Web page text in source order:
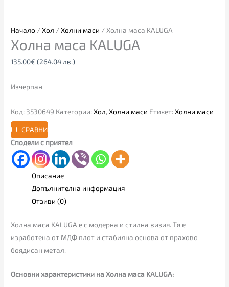
Начало /Хол /Холни маси / Холна маса KALUGA
Холна маса KALUGA
135.00€ (264.04 лв.)
Изчерпан
Код: 3530649 Категории:Хол,Холни маси Етикет:Холни маси
СРАВНИ
Сподели с приятел
Описание
Допълнителна информация
Отзиви (0)
Холна маса KALUGA e с модерна и стилна визия. Тя е
изработена от МДФ плот и стабилна основа от прахово
боядисан метал.
Основни характеристики на Холна маса KALUGA: